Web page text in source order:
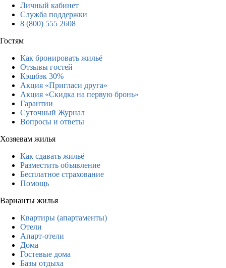
Личный кабинет
Служба поддержки
8 (800) 555 2608
Гостям
Как бронировать жильё
Отзывы гостей
Кэшбэк 30%
Акция «Пригласи друга»
Акция «Скидка на первую бронь»
Гарантии
Суточный Журнал
Вопросы и ответы
Хозяевам жилья
Как сдавать жильё
Разместить объявление
Бесплатное страхование
Помощь
Варианты жилья
Квартиры (апартаменты)
Отели
Апарт-отели
Дома
Гостевые дома
Базы отдыха